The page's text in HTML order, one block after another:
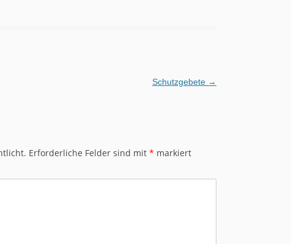
Schutzgebete →
Erforderliche Felder sind mit * markiert